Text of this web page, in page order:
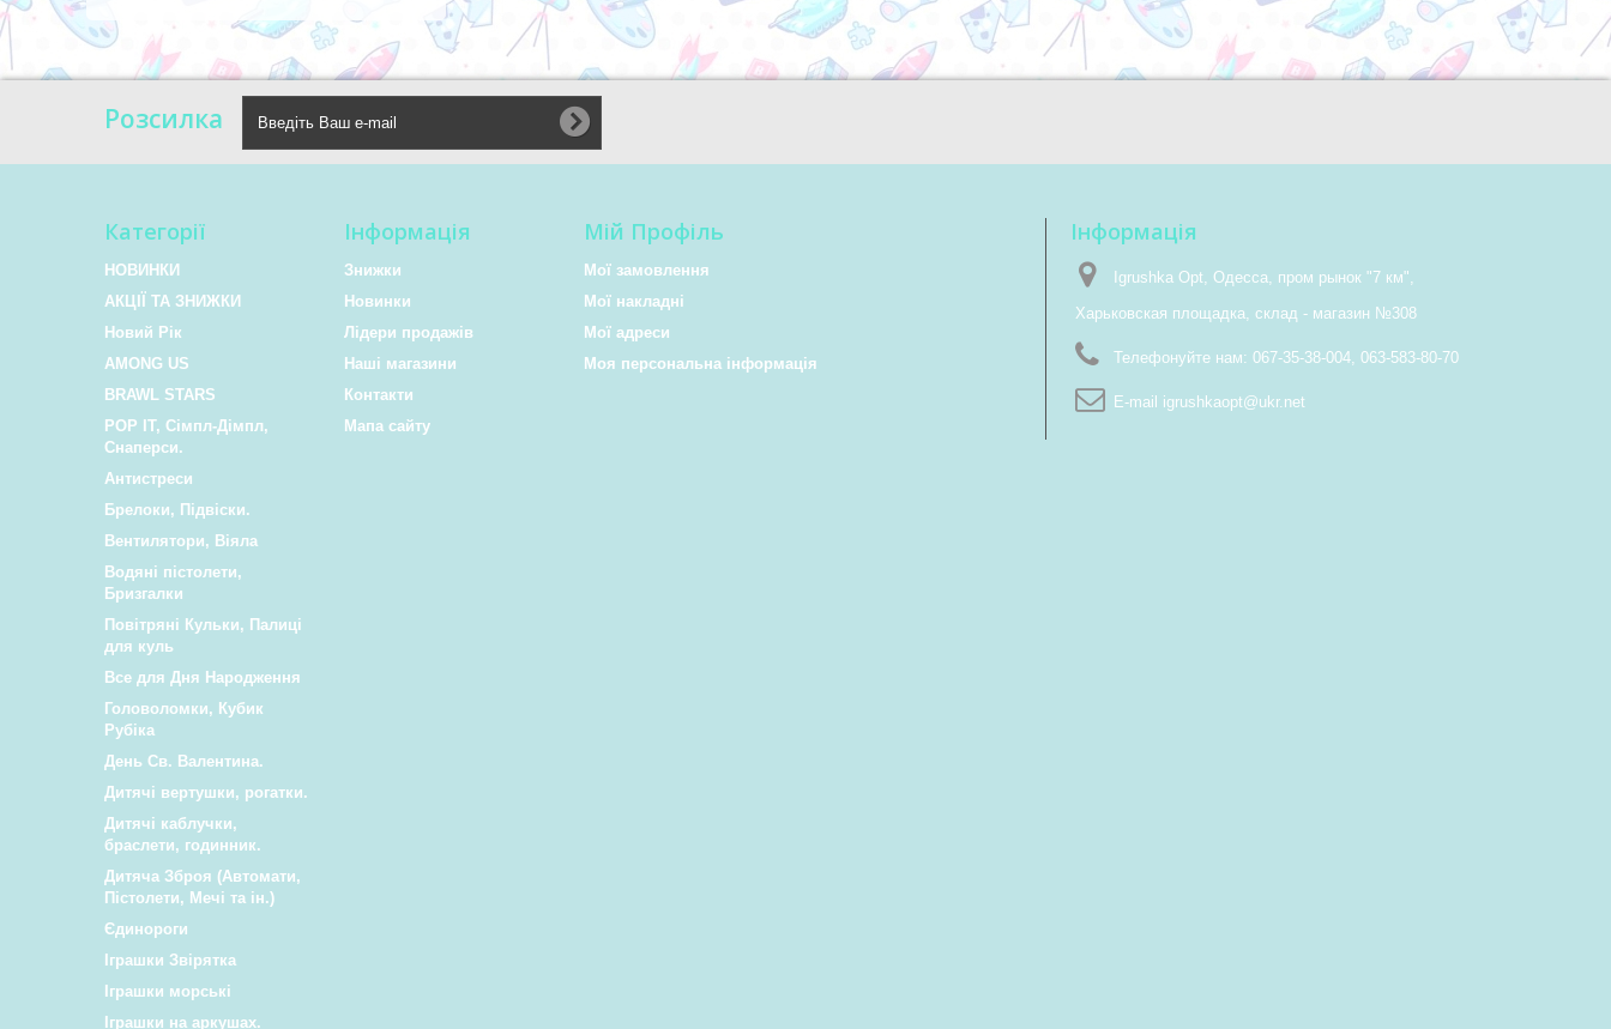
Розсилка
Категорії
НОВИНКИ
АКЦІЇ ТА ЗНИЖКИ
Новий Рік
AMONG US
BRAWL STARS
POP IT, Сімпл-Дімпл,
Снаперси.
Антистреси
Брелоки, Підвіски.
Вентилятори, Віяла
Водяні пістолети,
Бризгалки
Повітряні Кульки, Палиці
для куль
Все для Дня Народження
Головоломки, Кубик
Рубіка
День Св. Валентина.
Дитячі вертушки, рогатки.
Дитячі каблучки,
браслети, годинник.
Дитяча Зброя (Автомати,
Пістолети, Мечі та ін.)
Єдинороги
Іграшки Звірятка
Іграшки морські
Іграшки на аркушах.
Інформація
Знижки
Новинки
Лідери продажів
Наші магазини
Контакти
Мапа сайту
Мій Профіль
Мої замовлення
Мої накладні
Мої адреси
Моя персональна інформація
Інформація
Igrushka Opt, Одесса, пром рынок "7 км",
Харьковская площадка, склад - магазин №308
Телефонуйте нам: 067-35-38-004, 063-583-80-70
E-maіl igrushkaopt@ukr.net